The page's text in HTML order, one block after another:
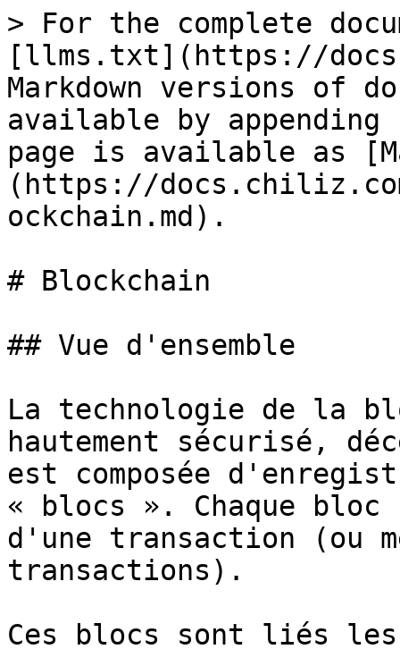
> For the complete
[llms.txt](https://
Markdown versions of
available by
page is available as
(https://
ockchain.md).
# Blockchain
## Vue d'ensemble
La technologie de la
hautement sécurisé,
est composée
« blocs ». Chaque
d'une transaction (ou
transactions).
Ces blocs sont liés